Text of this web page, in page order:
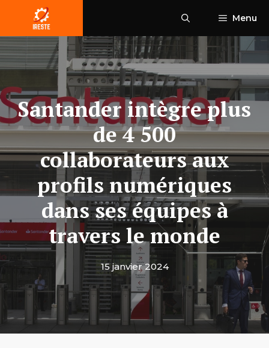
contenu
Menu
Santander intègre plus
de 4 500
collaborateurs aux
profils numériques
dans ses équipes à
travers le monde
15 janvier 2024